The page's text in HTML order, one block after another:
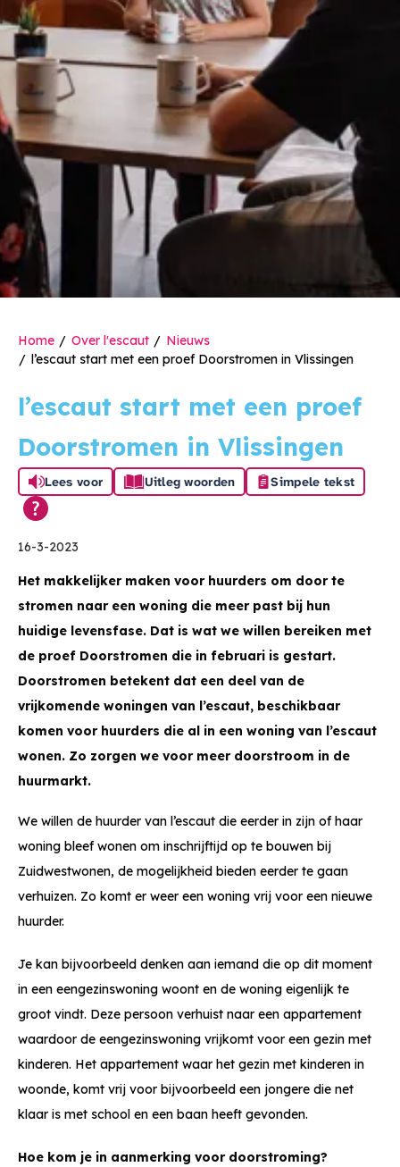
Home Over l'escaut
Nieuws
l’escaut start met een proef Doorstromen in Vlissingen
l’escaut start met een proef
Doorstromen in Vlissingen
Lees voor Uitleg woorden Simpele tekst
16-3-2023
Het makkelijker maken voor huurders om door te
stromen naar een woning die meer past bij hun
huidige levensfase. Dat is wat we willen bereiken met
de proef Doorstromen die in februari is gestart.
Doorstromen betekent dat een deel van de
vrijkomende woningen van l’escaut, beschikbaar
komen voor huurders die al in een woning van l’escaut
wonen. Zo zorgen we voor meer doorstroom in de
huurmarkt.
We willen de huurder van l’escaut die eerder in zijn of haar
woning bleef wonen om inschrijftijd op te bouwen bij
Zuidwestwonen, de mogelijkheid bieden eerder te gaan
verhuizen. Zo komt er weer een woning vrij voor een nieuwe
huurder.
Je kan bijvoorbeeld denken aan iemand die op dit moment
in een eengezinswoning woont en de woning eigenlijk te
groot vindt. Deze persoon verhuist naar een appartement
waardoor de eengezinswoning vrijkomt voor een gezin met
kinderen. Het appartement waar het gezin met kinderen in
woonde, komt vrij voor bijvoorbeeld een jongere die net
klaar is met school en een baan heeft gevonden.
Hoe kom je in aanmerking voor doorstroming?